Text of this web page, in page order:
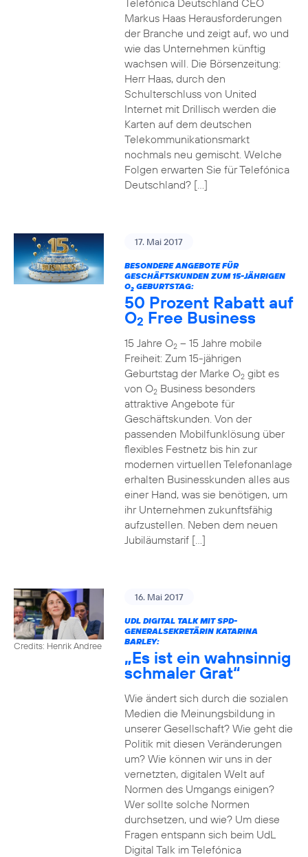
Telefónica Deutschland CEO
Markus Haas Herausforderungen
der Branche und zeigt auf, wo und
wie das Unternehmen künftig
wachsen will. Die Börsenzeitung:
Herr Haas, durch den
Schulterschluss von United
Internet mit Drillisch werden die
Karten auf dem deutschen
Telekommunikationsmarkt
nochmals neu gemischt. Welche
Folgen erwarten Sie für Telefónica
Deutschland? […]
17. Mai 2017
BESONDERE ANGEBOTE FÜR
GESCHÄFTSKUNDEN ZUM 15-JÄHRIGEN
O2GEBURTSTAG:
50 Prozent Rabatt auf
O2 Free Business
15 Jahre O2– 15 Jahre mobile
Freiheit: Zum 15-jährigen
Geburtstag der Marke O2gibt es
von O2Business besonders
attraktive Angebote für
Geschäftskunden. Von der
passenden Mobilfunklösung über
flexibles Festnetz bis hin zur
modernen virtuellen Telefonanlage
erhalten Businesskunden alles aus
einer Hand, was sie benötigen, um
ihr Unternehmen zukunftsfähig
aufzustellen. Neben dem neuen
Jubiläumstarif […]
Credits: Henrik Andree
16. Mai 2017
UDL DIGITAL TALK MIT SPD-
GENERALSEKRETÄRIN KATARINA
BARLEY:
„Es ist ein wahnsinnig
schmaler Grat“
Wie ändert sich durch die sozialen
Medien die Meinungsbildung in
unserer Gesellschaft? Wie geht die
Politik mit diesen Veränderungen
um? Wie können wir uns in der
vernetzten, digitalen Welt auf
Normen des Umgangs einigen?
Wer sollte solche Normen
durchsetzen, und wie? Um diese
Fragen entspann sich beim UdL
Digital Talk im Telefónica